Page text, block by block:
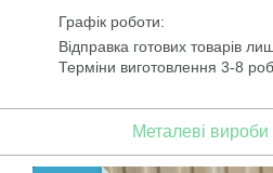
Перейти до основного контенту
Графік роботи:
Відправка готових товарів
Терміни виготовлення 3-8
Металеві вироби